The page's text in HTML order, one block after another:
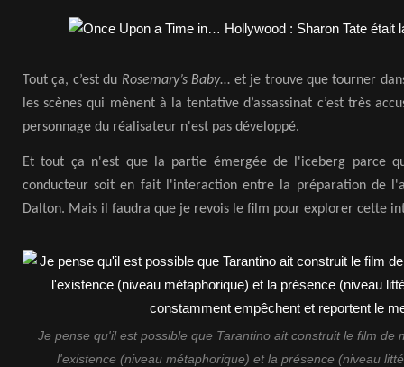
Tout ça, c’est du Rosemary’s Baby… et je trouve que tourner
les scènes qui mènent à la tentative d’assassinat c’est très
personnage du réalisateur n'est pas développé.
Et tout ça n'est que la partie émergée de l'iceberg parce
conducteur soit en fait l'interaction entre la préparation de
Dalton. Mais il faudra que je revois le film pour explorer cette
Je pense qu'il est possible que Tarantino ait construit le film de
l'existence (niveau métaphorique) et la présence (niveau